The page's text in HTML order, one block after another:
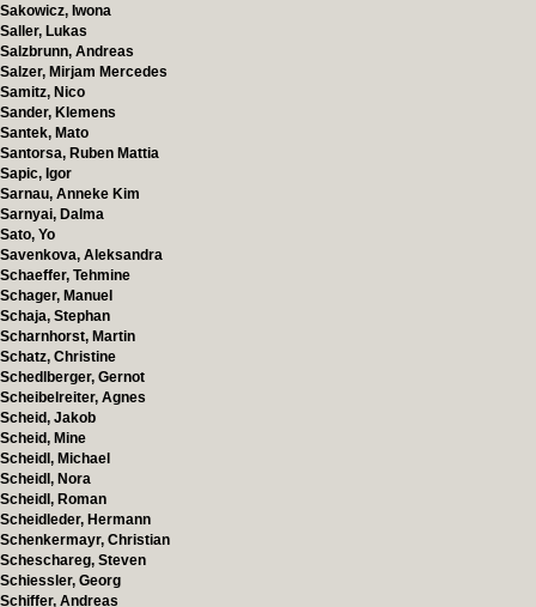
Sakowicz, Iwona
Saller, Lukas
Salzbrunn, Andreas
Salzer, Mirjam Mercedes
Samitz, Nico
Sander, Klemens
Santek, Mato
Santorsa, Ruben Mattia
Sapic, Igor
Sarnau, Anneke Kim
Sarnyai, Dalma
Sato, Yo
Savenkova, Aleksandra
Schaeffer, Tehmine
Schager, Manuel
Schaja, Stephan
Scharnhorst, Martin
Schatz, Christine
Schedlberger, Gernot
Scheibelreiter, Agnes
Scheid, Jakob
Scheid, Mine
Scheidl, Michael
Scheidl, Nora
Scheidl, Roman
Scheidleder, Hermann
Schenkermayr, Christian
Scheschareg, Steven
Schiessler, Georg
Schiffer, Andreas